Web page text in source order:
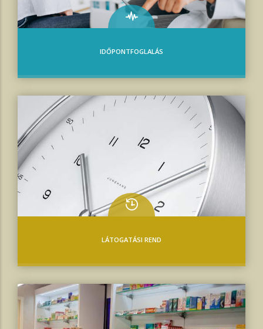
IDŐPONTFOGLALÁS
LÁTOGATÁSI REND